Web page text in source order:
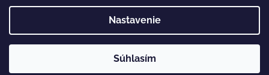
Nastavenie
Súhlasím
nedostupná (na email reagujeme nonstop), expedícia ako
obvykle💚Ďakujeme, že ste s nami💚